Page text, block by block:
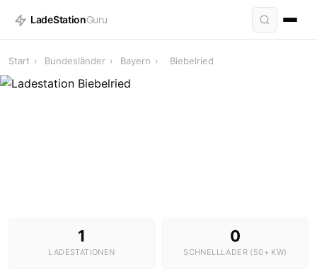
LadeStationGuru
Start › Bundesländer › Bayern › Biebelried
1
LADESTATIONEN
0
SCHNELLLADER (50+ KW)